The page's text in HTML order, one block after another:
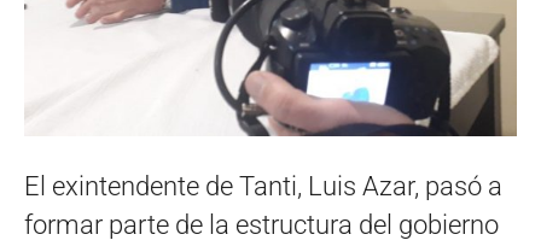
El exintendente de Tanti, Luis Azar, pasó a
formar parte de la estructura del gobierno